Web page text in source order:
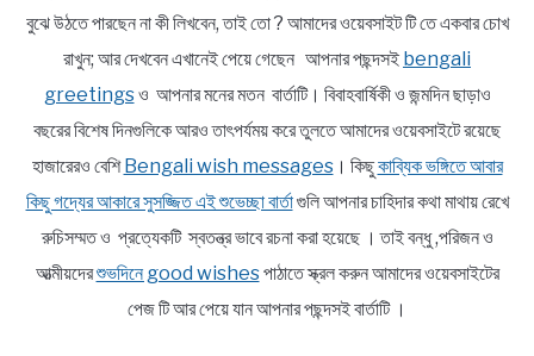
বুঝে উঠতে পারছেন না কী লিখবেন, তাই তো ? আমাদের ওয়েবসাইট টি তে একবার চোখ
রাখুন; আর দেখবেন এখানেই পেয়ে গেছেন আপনার পছন্দসই bengali
greetingsও আপনার মনের মতন বার্তাটি। বিবাহবার্ষিকী ও জন্মদিন ছাড়াও
বছরের বিশেষ দিনগুলিকে আরও তাৎপর্যময় করে তুলতে আমাদের ওয়েবসাইটে রয়েছে
হাজারেরও বেশিBengali wish messages। কিছুকাব্যিক ভঙ্গিতে আবার
কিছু গদ্যের আকারে সুসজ্জিত এই শুভেচ্ছা বার্তাগুলি আপনার চাহিদার কথা মাথায় রেখে
রুচিসম্মত ও প্রত্যেকটি স্বতন্ত্র ভাবে রচনা করা হয়েছে । তাই বন্ধু ,পরিজন ও
আত্মীয়দেরশুভদিনে good wishesপাঠাতে স্ক্রল করুন আমাদের ওয়েবসাইটের
পেজ টি আর পেয়ে যান আপনার পছন্দসই বার্তাটি ।